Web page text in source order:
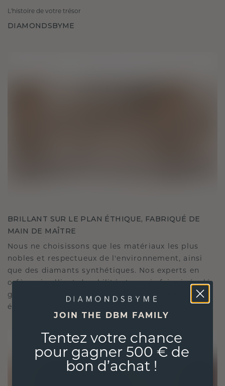
L'histoire de votre trésor
DIAMONDSBYME
BRILLANT SUR LE PLAN ÉTHIQUE, FABRIQUÉ DE
MAIN DE MAÎTRE
Nous ne choisissons que les matériaux les plus
nobles et respectueux de l'environnement, ainsi
que des diamants synthétiques. Nos experts en
orfèvrerie allient durabilité et savoir-faire inégalé,
garantissant ainsi que vos bijoux sont aussi
éthiques qu'exquis.
JOIN THE DBM FAMILY
Tentez votre chance
pour gagner 500 € de
bon d’achat !